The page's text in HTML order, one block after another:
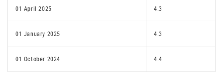
01 April 2025 4.3
01 January 2025 4.3
01 October 2024 4.4